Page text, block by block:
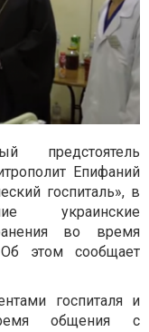
предстоятель
Епифаний
госпиталь», в
украинские
во время
этом сообщает
госпиталя и
общения с